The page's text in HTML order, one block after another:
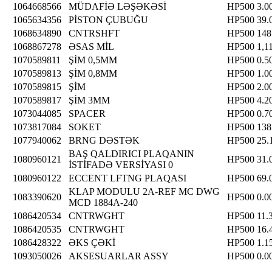
1064668566
MÜDAFİƏ LƏŞƏKƏSİ HP500
1065634356
PİSTON ÇUBUĞU HP500
1068634890
CNTRSHFT HP500
1068867278
ƏSAS MİL HP500
1070589811
ŞİM 0,5MM HP500
1070589813
ŞİM 0,8MM HP500
1070589815
ŞİM HP500
1070589817
ŞİM 3MM HP500
1073044085
SPACER HP500
1073817084
SOKET HP500
1077940062
BRNG DƏSTƏK HP500
1080960121
BAŞ QALDIRICI PLAQANIN
İSTİFADƏ VERSİYASI 0
HP500
1080960122
ECCENT LFTNG PLAQASI HP500
1083390620
KLAP MODULU 2A-REF MC DWG
MCD 1884A-240
HP500
1086420534
CNTRWGHT HP500
1086420535
CNTRWGHT HP500
1086428322
ƏKS ÇƏKİ HP500
1093050026
AKSESUARLAR ASSY HP500